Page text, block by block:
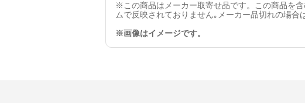
※この商品はメーカー取寄せ品です。この商品を
ムで反映されておりません｡メーカー品切れの場
※画像はイメージです。